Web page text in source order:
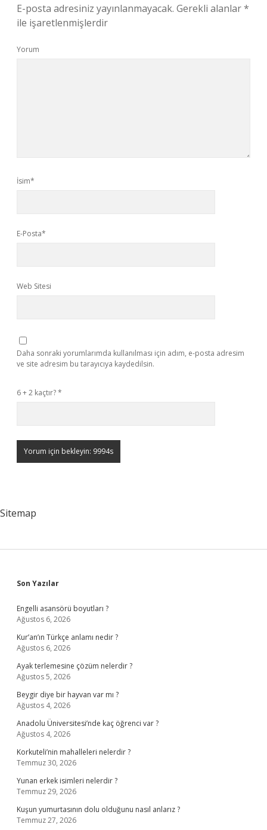
E-posta adresiniz yayınlanmayacak. Gerekli alanlar*
ile işaretlenmişlerdir
Yorum
İsim*
E-Posta*
Web Sitesi
Daha sonraki yorumlarımda kullanılması için adım, e-posta adresim
ve site adresim bu tarayıcıya kaydedilsin.
6 + 2 kaçtır?*
Sitemap
Sidebar
Son Yazılar
Engelli asansörü boyutları ?
Ağustos 6, 2026
Kur’an’ın Türkçe anlamı nedir ?
Ağustos 6, 2026
Ayak terlemesine çözüm nelerdir ?
Ağustos 5, 2026
Beygir diye bir hayvan var mı ?
Ağustos 4, 2026
Anadolu Üniversitesi’nde kaç öğrenci var ?
Ağustos 4, 2026
Korkuteli’nin mahalleleri nelerdir ?
Temmuz 30, 2026
Yunan erkek isimleri nelerdir ?
Temmuz 29, 2026
Kuşun yumurtasının dolu olduğunu nasıl anlarız ?
Temmuz 27, 2026